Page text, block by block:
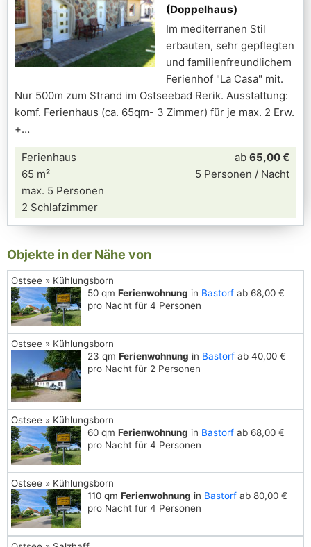
(Doppelhaus)
Im mediterranen Stil
erbauten, sehr gepflegten
und familienfreundlichem
Ferienhof "La Casa" mit.
Nur 500m zum Strand im Ostseebad Rerik. Ausstattung:
komf. Ferienhaus (ca. 65qm- 3 Zimmer) für je max. 2 Erw.
+
Ferienhaus
65 m²
max. 5 Personen
2 Schlafzimmer
ab 65,00 €
5 Personen / Nacht
Objekte in der Nähe von
Ostsee » Kühlungsborn
50 qm Ferienwohnung in Bastorf ab 68,00 €
pro Nacht für 4 Personen
Ostsee » Kühlungsborn
23 qm Ferienwohnung in Bastorf ab 40,00 €
pro Nacht für 2 Personen
Ostsee » Kühlungsborn
60 qm Ferienwohnung in Bastorf ab 68,00 €
pro Nacht für 4 Personen
Ostsee » Kühlungsborn
110 qm Ferienwohnung in Bastorf ab 80,00 €
pro Nacht für 4 Personen